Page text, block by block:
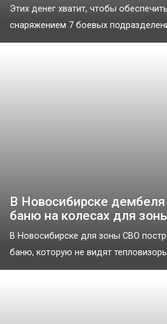
Этих денег хватит, чтобы
снаряжением 7 боевых
В Новосибирске дембеля
баню на колесах для
В Новосибирске для зоны СВО
баню, которую не видят